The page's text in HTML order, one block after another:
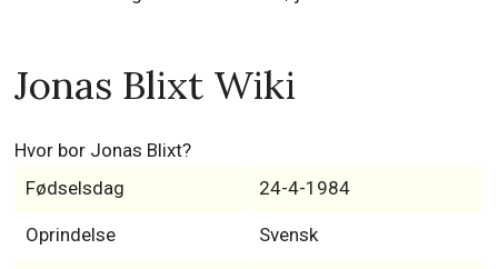
Jonas Blixt Wiki
Hvor bor Jonas Blixt?
Fødselsdag
24-4-1984
Oprindelse Svensk